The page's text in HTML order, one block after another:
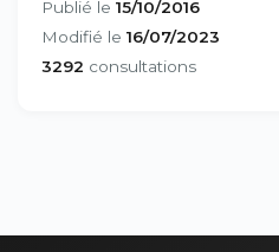
Publié le 15/10/2016
Modifié le 16/07/2023
3292 consultations